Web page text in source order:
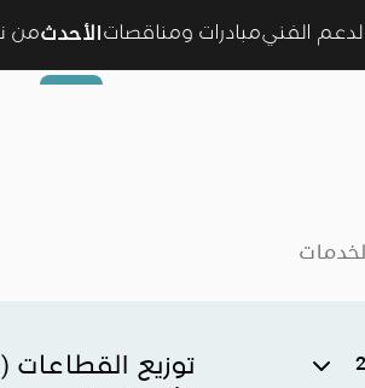
الدعم الفنيمبادرات ومناقصات الأحدثمن
توزيع القطاعات